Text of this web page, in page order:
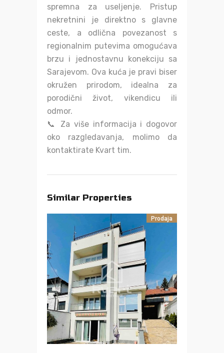
spremna za useljenje. Pristup
nekretnini je direktno s glavne
ceste, a odlična povezanost s
regionalnim putevima omogućava
brzu i jednostavnu konekciju sa
Sarajevom. Ova kuća je pravi biser
okružen prirodom, idealna za
porodični život, vikendicu ili
odmor.
📞 Za više informacija i dogovor
oko razgledavanja, molimo da
kontaktirate Kvart tim.
Similar Properties
Prodaja